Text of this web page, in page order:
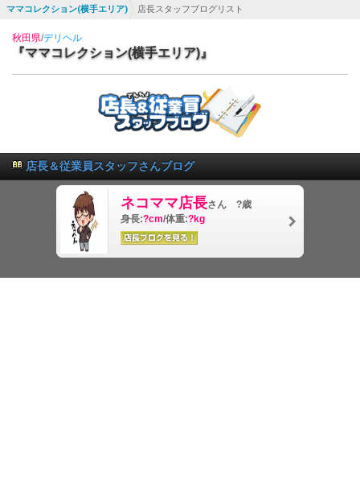
ママコレクション(横手エリア) 店長スタッフブログリスト
秋田県/デリヘル
『ママコレクション(横手エリア)』
店長＆従業員スタッフさんブログ
ネコママ店長さん ?歳
身長:?cm/体重:?kg